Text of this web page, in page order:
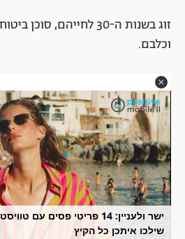
וכלבם.
ישר ולעניין: 14 פריטי פסים עם טוויסט
שילכו איתכן כל הקיץ